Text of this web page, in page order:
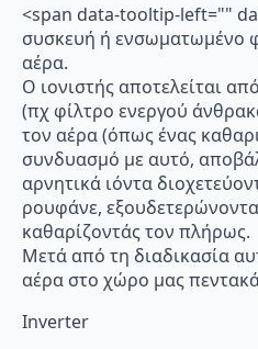
<span data-tooltip-left=""
συσκευή ή ενσωματωμένο
αέρα.
Ο ιονιστής αποτελείται
(πχ φίλτρο ενεργού
τον αέρα (όπως ένας
συνδυασμό με αυτό,
αρνητικά ιόντα
ρουφάνε,
καθαρίζοντάς τον πλήρως.
Μετά από τη διαδικασία
αέρα στο χώρο μας
Inverter